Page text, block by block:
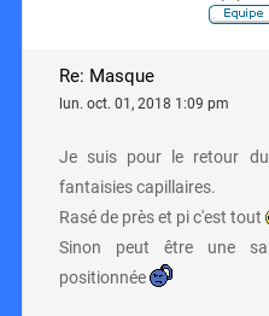
Re: Masque
lun. oct. 01, 2018 1:09 pm
Je suis pour le retour
fantaisies capillaires.
Rasé de près et pi c'est tout
Sinon peut être une
positionnée